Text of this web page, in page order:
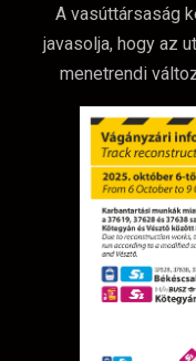
A vasúttársaság
javasolja, hogy az
menetrendi